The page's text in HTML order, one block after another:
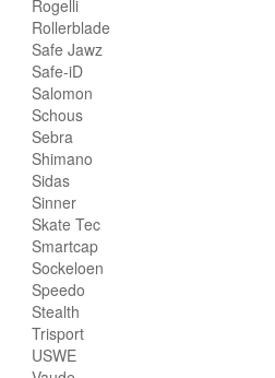
Rogelli
Rollerblade
Safe Jawz
Safe-iD
Salomon
Schous
Sebra
Shimano
Sidas
Sinner
Skate Tec
Smartcap
Sockeloen
Speedo
Stealth
Trisport
USWE